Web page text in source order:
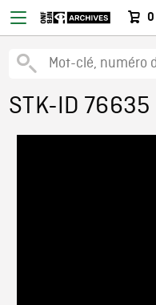
0
STK-ID 76635